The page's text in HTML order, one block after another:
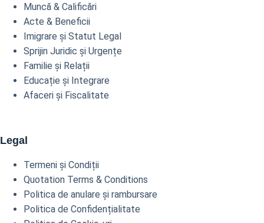
Muncă & Calificări
Acte & Beneficii
Imigrare și Statut Legal
Sprijin Juridic și Urgențe
Familie și Relații
Educație și Integrare
Afaceri și Fiscalitate
Legal
Termeni și Condiții
Quotation Terms & Conditions
Politica de anulare și rambursare
Politica de Confidențialitate